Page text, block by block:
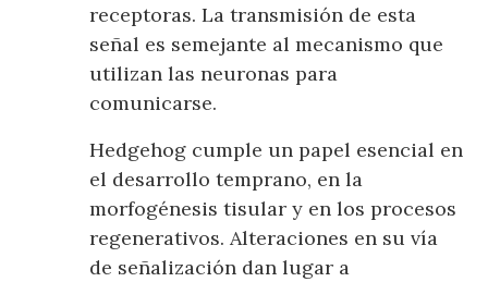
receptoras. La transmisión de esta
señal es semejante al mecanismo que
utilizan las neuronas para
comunicarse.
Hedgehog cumple un papel esencial en
el desarrollo temprano, en la
morfogénesis tisular y en los procesos
regenerativos. Alteraciones en su vía
de señalización dan lugar a